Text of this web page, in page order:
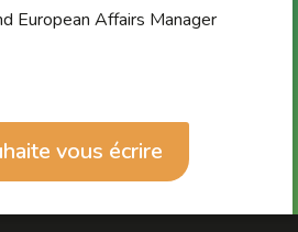
European Affairs Manager
vous écrire